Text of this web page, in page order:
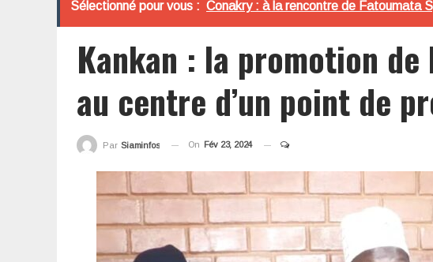
Sélectionné pour vous : Conakry : à la rencontre de Fatoumata
Kankan : la promotion
au centre d’un point de
Par Siaminfos On Fév 23, 2024